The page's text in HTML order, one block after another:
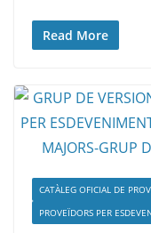
Read More
CATÀLEG OFICIAL DE
PROVEÏDORS PER